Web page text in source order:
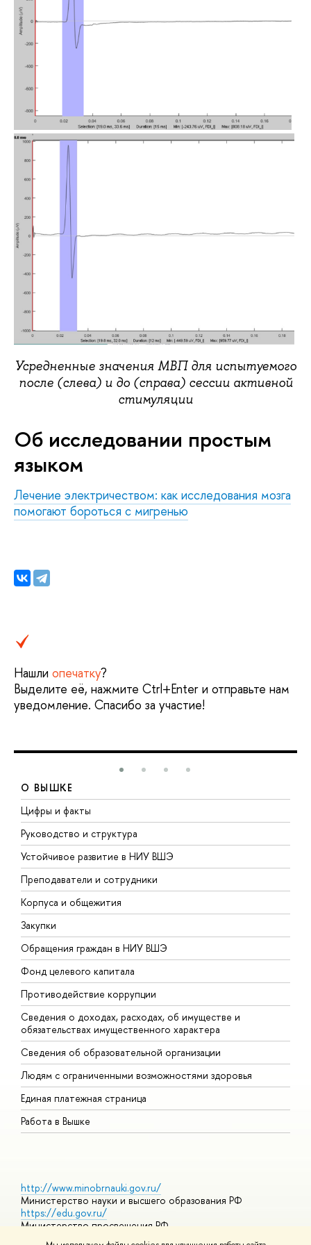
Усредненные значения МВП для испытуемого
после (слева) и до (справа) сессии активной
стимуляции
Об исследовании простым
языком
Лечение электричеством: как исследования мозга
помогают бороться с мигренью
Нашли опечатку?
Выделите её, нажмите Ctrl+Enter и отправьте нам
уведомление. Спасибо за участие!
О ВЫШКЕ
Цифры и факты
Руководство и структура
Устойчивое развитие в НИУ ВШЭ
Преподаватели и сотрудники
Корпуса и общежития
Закупки
Обращения граждан в НИУ ВШЭ
Фонд целевого капитала
Противодействие коррупции
Сведения о доходах, расходах, об имуществе и
обязательствах имущественного характера
Сведения об образовательной организации
Людям с ограниченными возможностями здоровья
Единая платежная страница
Работа в Вышке
http://www.minobrnauki.gov.ru/
Министерство науки и высшего образования РФ
https://edu.gov.ru/
Министерство просвещения РФ
https://elearning.hse.ru/mooc